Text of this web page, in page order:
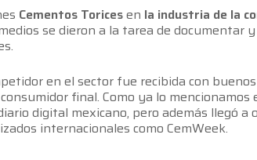
Cementos Toricesen la industria de la
se dieron a la tarea de documentar
en el sector fue recibida con
final. Como ya lo
digital mexicano, pero además llegó a
internacionales como CemWeek.